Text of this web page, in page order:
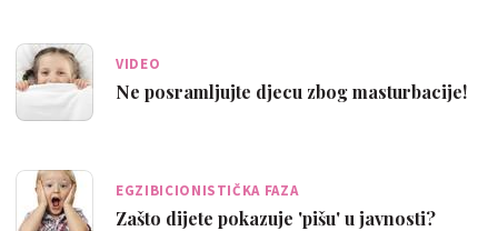
VIDEO
Ne posramljujte djecu zbog masturbacije!
EGZIBICIONISTIČKA FAZA
Zašto dijete pokazuje 'pišu' u javnosti?